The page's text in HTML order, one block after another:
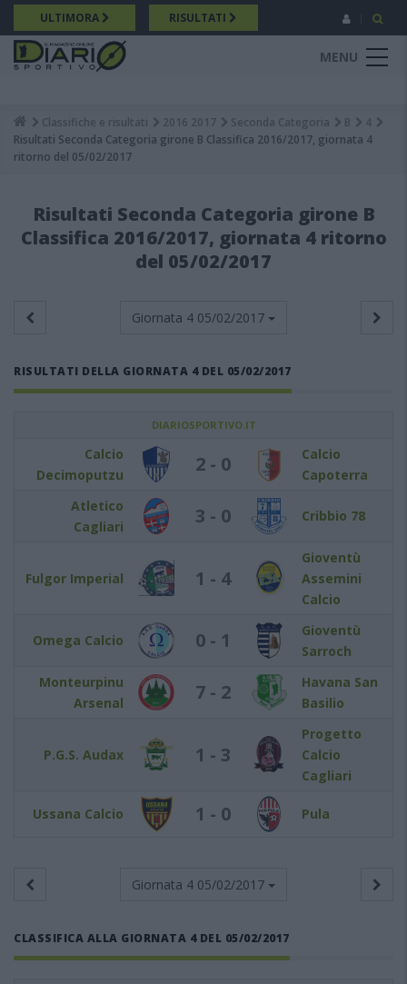
Salta
al
contenuto
principale
ULTIMORA RISULTATI
MENU
Breadcrumb
Classifiche e risultati 2016 2017 Seconda Categoria B
4
Risultati Seconda Categoria girone B Classifica 2016/2017, giornata 4
ritorno del 05/02/2017
Risultati Seconda Categoria girone B
Classifica 2016/2017, giornata 4 ritorno
del 05/02/2017
Giornata 4 05/02/2017
RISULTATI DELLA GIORNATA 4 DEL 05/02/2017
DIARIOSPORTIVO.IT
Calcio
Decimoputzu
2 - 0
Calcio
Capoterra
Atletico
Cagliari
3 - 0 Cribbio 78
Fulgor Imperial 1 - 4
Gioventù
Assemini
Calcio
Omega Calcio 0 - 1
Gioventù
Sarroch
Monteurpinu
Arsenal
7 - 2
Havana San
Basilio
P.G.S. Audax 1 - 3
Progetto
Calcio
Cagliari
Ussana Calcio 1 - 0 Pula
Giornata 4 05/02/2017
CLASSIFICA ALLA GIORNATA 4 DEL 05/02/2017